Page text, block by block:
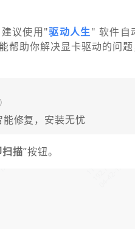
议使用"驱动人生" 软件自
帮助你解决显卡驱动的问
修复，安装无忧
描”按钮。